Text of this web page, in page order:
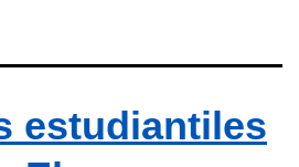
estudiantiles